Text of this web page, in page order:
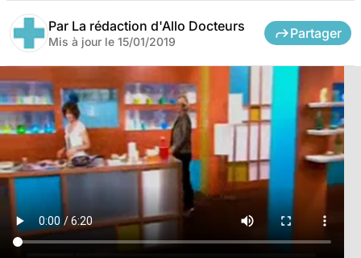
Par La rédaction d'Allo Docteurs
Mis à jour le 15/01/2019
Partager